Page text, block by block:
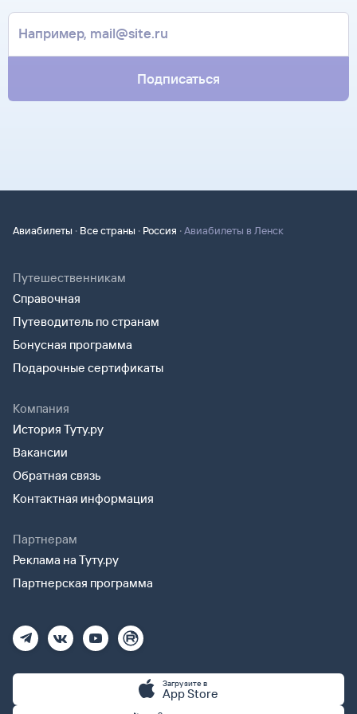
Подписаться
Авиабилеты · Все страны · Россия ·Авиабилеты в Ленск
Путешественникам
Справочная
Путеводитель по странам
Бонусная программа
Подарочные сертификаты
Компания
История Туту.ру
Вакансии
Обратная связь
Контактная информация
Партнерам
Реклама на Туту.ру
Партнерская программа
Загрузите в
App Store